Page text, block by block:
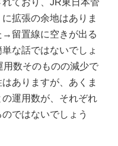
ており、JR東日本管
拡張の余地はありま
→留置線に空きが出る
な話ではないでしょ
用数そのものの減少で
ありますが、あくま
運用数が、それぞれ
ではないでしょう